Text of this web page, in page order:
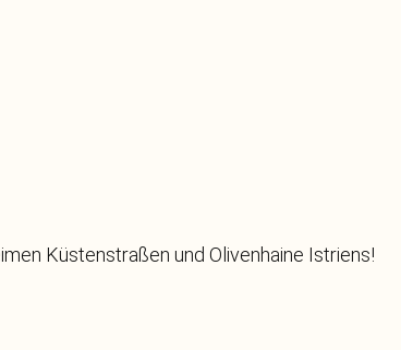
Küstenstraßen und Olivenhaine Istriens!